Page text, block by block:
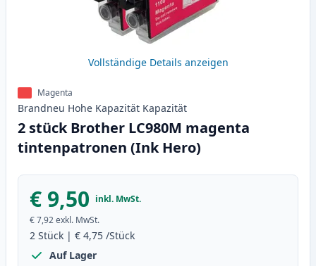
Vollständige Details anzeigen
Magenta
Brandneu Hohe Kapazität Kapazität
2 stück Brother LC980M magenta
tintenpatronen (Ink Hero)
€ 9,50 inkl. MwSt.
€ 7,92exkl. MwSt.
2 Stück | € 4,75 /Stück
Auf Lager